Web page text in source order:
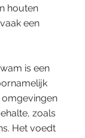
houten
een
is een
zoals
Het voedt